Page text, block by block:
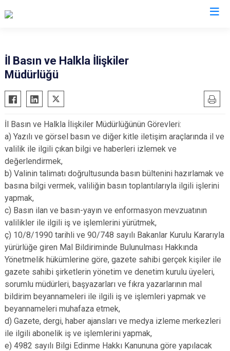
İl Basın ve Halkla İlişkiler
Müdürlüğü
İl Basın ve Halkla İlişkiler Müdürlüğünün Görevleri:
a) Yazılı ve görsel basın ve diğer kitle iletişim araçlarında il ve
valilik ile ilgili çıkan bilgi ve haberleri izlemek ve
değerlendirmek,
b) Valinin talimatı doğrultusunda basın bültenini hazırlamak ve
basına bilgi vermek, valiliğin basın toplantılarıyla ilgili işlerini
yapmak,
c) Basın ilan ve basın-yayın ve enformasyon mevzuatının
valilikler ile ilgili iş ve işlemlerini yürütmek,
ç) 10/8/1990 tarihli ve 90/748 sayılı Bakanlar Kurulu Kararıyla
yürürlüğe giren Mal Bildiriminde Bulunulması Hakkında
Yönetmelik hükümlerine göre, gazete sahibi gerçek kişiler ile
gazete sahibi şirketlerin yönetim ve denetim kurulu üyeleri,
sorumlu müdürleri, başyazarları ve fıkra yazarlarının mal
bildirim beyannameleri ile ilgili iş ve işlemleri yapmak ve
beyannameleri muhafaza etmek,
d) Gazete, dergi, haber ajansları ve medya izleme merkezleri
ile ilgili abonelik iş ve işlemlerini yapmak,
e) 4982 sayılı Bilgi Edinme Hakkı Kanununa göre yapılacak